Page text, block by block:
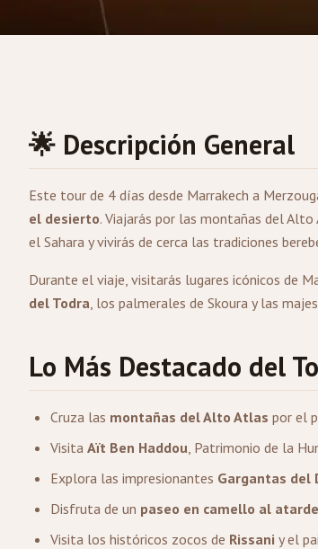
🌟 Descripción General
Este tour de 4 días desde Marrakech a
el desierto. Viajarás por las montañas del
el Sahara y vivirás de cerca las tradiciones
Durante el viaje, visitarás lugares icónicos de
del Todra, los palmerales de Skoura y las
Lo Más Destacado del
Cruza las montañas del Alto Atlas por el
Visita Aït Ben Haddou, Patrimonio de la
Explora las impresionantes Gargantas del
Disfruta de un paseo en camello al
Visita los históricos zocos de Rissani y el